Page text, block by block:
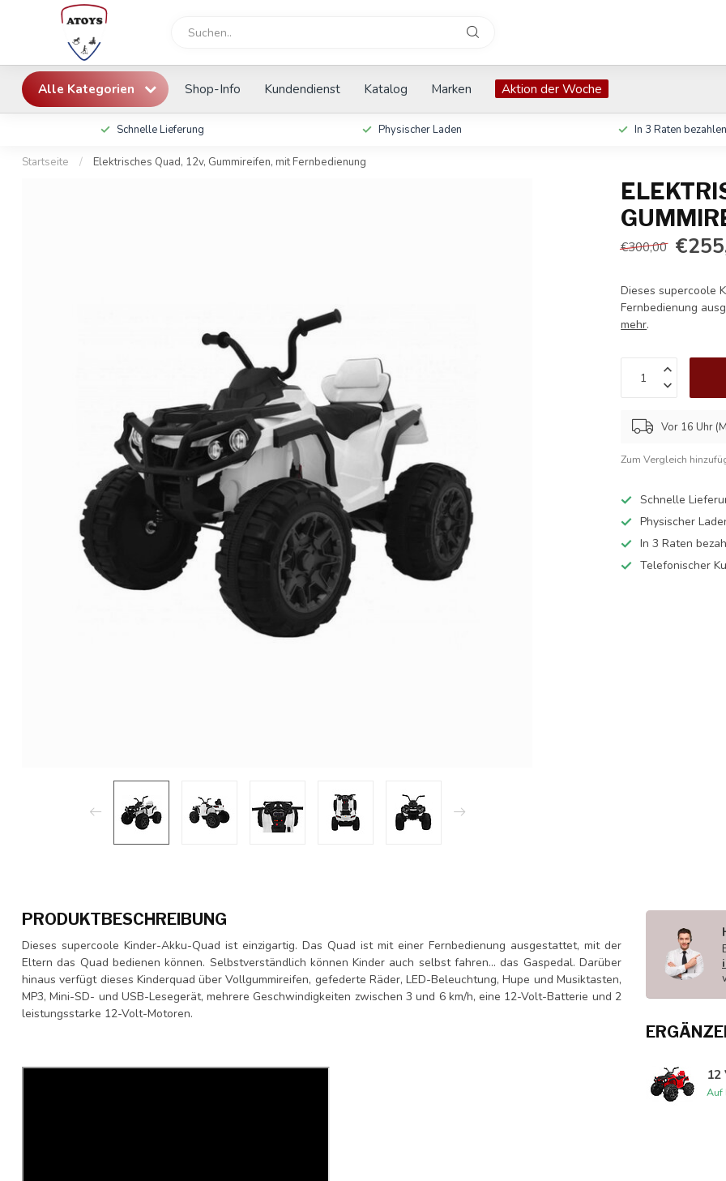
Alle Kategorien Shop-Info Kundendienst Katalog Marken Aktion der Woche
Schnelle Lieferung Physischer Laden In 3 Raten bezahlen
Startseite / Elektrisches Quad, 12v, Gummireifen, mit Fernbedienung
€300,00
Dieses supercoole
Fernbedienung
mehr.
Vor 16 Uhr
Zum Vergleich
Schnelle
Physischer
In 3 Raten
Telefonischer
PRODUKTBESCHREIBUNG
Dieses supercoole Kinder-Akku-Quad ist einzigartig. Das Quad ist mit einer Fernbedienung ausgestattet, mit der
Eltern das Quad bedienen können. Selbstverständlich können Kinder auch selbst fahren... das Gaspedal. Darüber
hinaus verfügt dieses Kinderquad über Vollgummireifen, gefederte Räder, LED-Beleuchtung, Hupe und Musiktasten,
MP3, Mini-SD- und USB-Lesegerät, mehrere Geschwindigkeiten zwischen 3 und 6 km/h, eine 12-Volt-Batterie und 2
leistungsstarke 12-Volt-Motoren.
Auf